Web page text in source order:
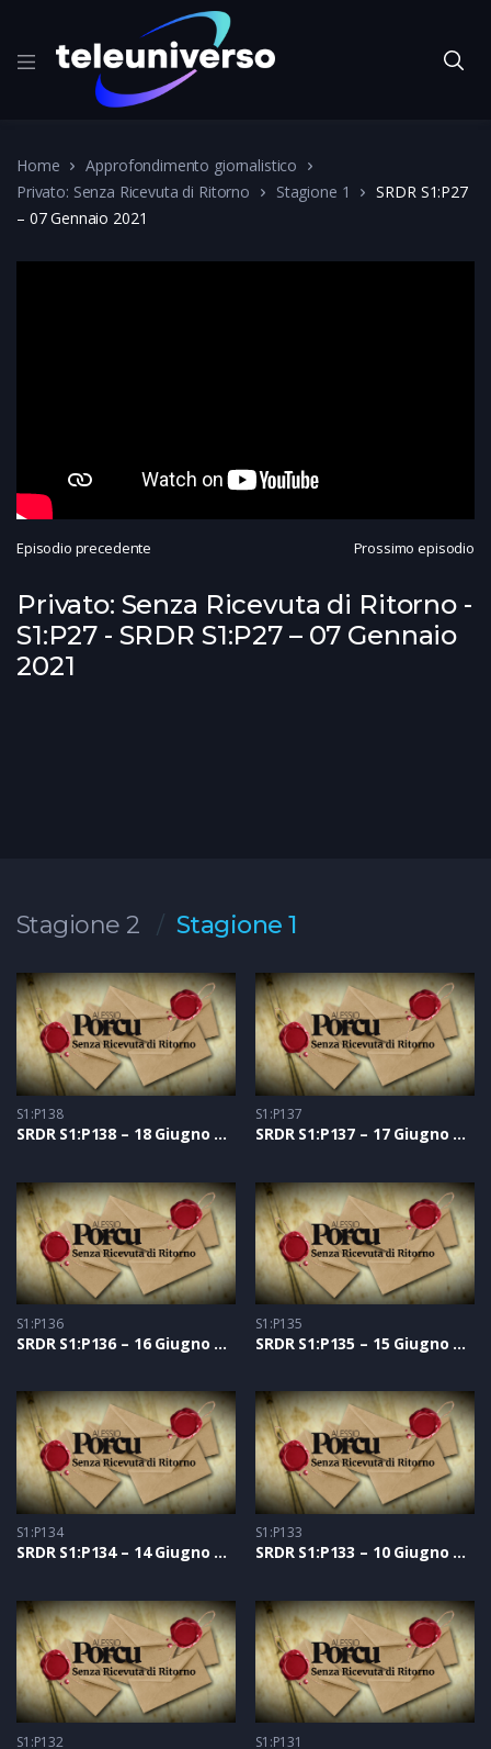
Home
Approfondimento giornalistico
Privato: Senza Ricevuta di Ritorno
Stagione 1
SRDR S1:P27
– 07 Gennaio 2021
Episodio precedente Prossimo episodio
Privato: Senza Ricevuta di Ritorno -
S1:P27 - SRDR S1:P27 – 07 Gennaio
2021
Stagione 2 Stagione 1
S1:P138
SRDR S1:P138 – 18 Giugno 2021
S1:P137
SRDR S1:P137 – 17 Giugno 2021
S1:P136
SRDR S1:P136 – 16 Giugno 2021
S1:P135
SRDR S1:P135 – 15 Giugno 2021
S1:P134
SRDR S1:P134 – 14 Giugno 2021
S1:P133
SRDR S1:P133 – 10 Giugno 2021
S1:P132 S1:P131